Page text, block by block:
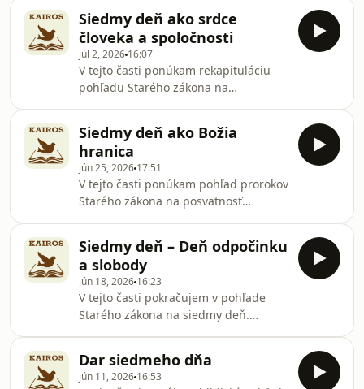
information.
Siedmy deň ako srdce
človeka a spoločnosti
júl 2, 2026 16:07
V tejto časti ponúkam rekapituláciu
pohľadu Starého zákona na
Acast. See acast.com/privacy for more
information.
Siedmy deň ako Božia
hranica
jún 25, 2026 17:51
V tejto časti ponúkam pohľad prorokov
Starého zákona na posvätnosť
acast.com/privacy for more
information.
Siedmy deň – Deň odpočinku
a slobody
jún 18, 2026 16:23
V tejto časti pokračujem v pohľade
Starého zákona na siedmy deň.
acast.com/privacy for more
information.
Dar siedmeho dňa
jún 11, 2026 16:53